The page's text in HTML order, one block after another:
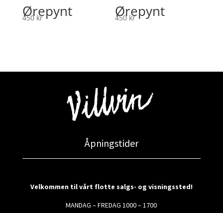
Ørepynt
450 kr Ørepynt
450 kr
Åpningstider
Velkommen til vårt flotte salgs- og visningssted!
MANDAG – FREDAG 1000 – 1700